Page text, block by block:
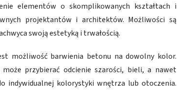
elementów o skomplikowanych kształtach i
projektantów i architektów. Możliwości są
swoją estetyką i trwałością.
możliwość barwienia betonu na dowolny kolor.
przybierać odcienie szarości, bieli, a nawet
indywidualnej kolorystyki wnętrza lub otoczenia.